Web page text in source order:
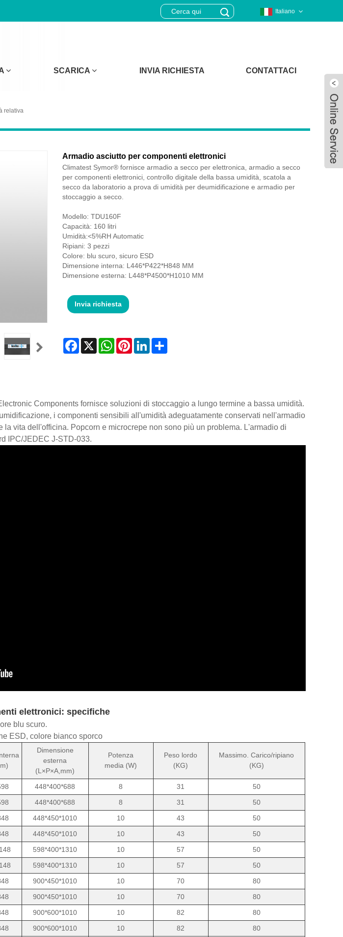
Italiano
SCARICA INVIA RICHIESTA CONTATTACI
relativa
Armadio asciutto per componenti elettronici
Climatest Symor® fornisce armadio a secco per elettronica, armadio a secco
per componenti elettronici, controllo digitale della bassa umidità, scatola a
secco da laboratorio a prova di umidità per deumidificazione e armadio per
stoccaggio a secco.
Modello: TDU160F
Capacità: 160 litri
Umidità:<5%RH Automatic
Ripiani: 3 pezzi
Colore: blu scuro, sicuro ESD
Dimensione interna: L446*P422*H848 MM
Dimensione esterna: L448*P4500*H1010 MM
Invia richiesta
Facebook
X WhatsAppPinterestLinkedInShare
Components fornisce soluzioni di stoccaggio a lungo termine a bassa umidità.
i componenti sensibili all'umidità adeguatamente conservati nell'armadio
vita dell'officina. Popcorn e microcrepe non sono più un problema. L'armadio di
IPC/JEDEC J-STD-033.
elettronici: specifiche
blu scuro.
ESD, colore bianco sporco
Dimensione
esterna
(L×P×A,mm)
Potenza
media (W)
Peso lordo
(KG)
Massimo. Carico/ripiano
(KG)
448*400*688 8 31
50
448*400*688 8 31
50
448*450*1010 10 43
50
448*450*1010 10 43
50
598*400*1310 10 57
50
598*400*1310 10 57
50
900*450*1010 10 70
80
900*450*1010 10 70
80
900*600*1010 10 82
80
900*600*1010 10 82
80